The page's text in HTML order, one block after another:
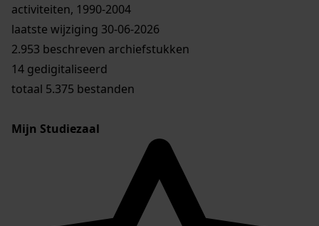
activiteiten, 1990-2004
laatste wijziging 30-06-2026
2.953 beschreven archiefstukken
14 gedigitaliseerd
totaal 5.375 bestanden
Mijn Studiezaal